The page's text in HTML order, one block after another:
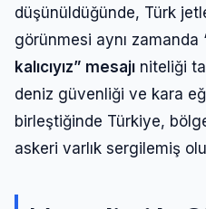
düşünüldüğünde, Türk
görünmesi aynı zamanda
kalıcıyız” mesajı niteliği
deniz güvenliği ve kara
birleştiğinde Türkiye,
askeri varlık sergilemiş